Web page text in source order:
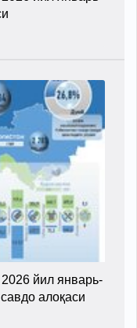
йил январь-
алоқаси